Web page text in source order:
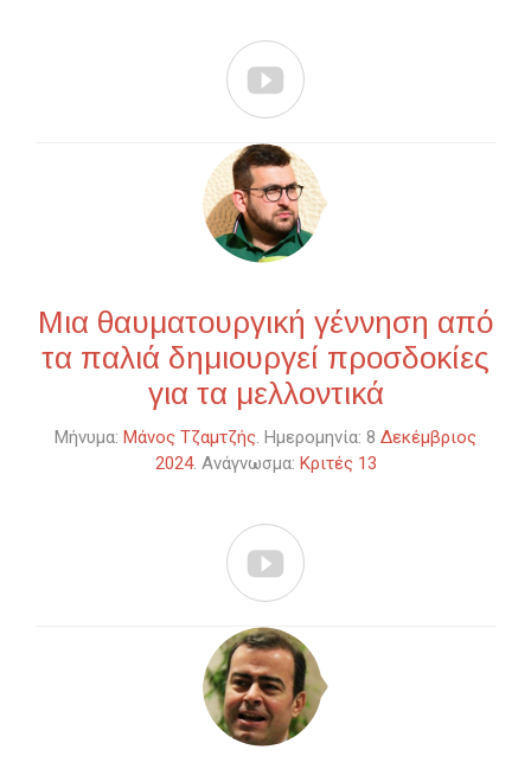

Μια θαυματουργική γέννηση από
τα παλιά δημιουργεί προσδοκίες
για τα μελλοντικά
Μήνυμα: Μάνος Τζαμτζής . Ημερομηνία: 8 Δεκέμβριος
2024. Ανάγνωσμα: Κριτές 13
